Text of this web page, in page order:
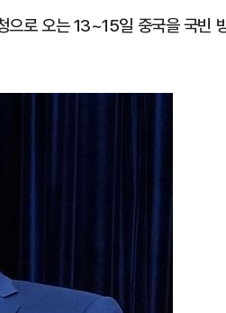
으로 오는 13~15일 중국을 국빈